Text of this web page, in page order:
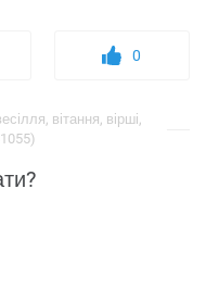
0
вітання, вірші,